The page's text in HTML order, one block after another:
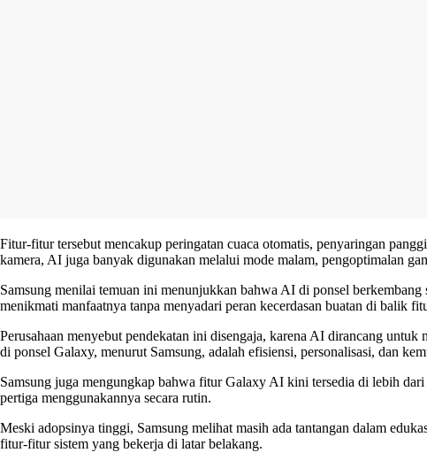
Fitur-fitur tersebut mencakup peringatan cuaca otomatis, penyaringan
kamera, AI juga banyak digunakan melalui mode malam, pengoptimalan
Samsung menilai temuan ini menunjukkan bahwa AI di ponsel
menikmati manfaatnya tanpa menyadari peran kecerdasan buatan di balik
Perusahaan menyebut pendekatan ini disengaja, karena AI dirancang
di ponsel Galaxy, menurut Samsung, adalah efisiensi, personalisasi, dan
Samsung juga mengungkap bahwa fitur Galaxy AI kini tersedia di lebih
pertiga menggunakannya secara rutin.
Meski adopsinya tinggi, Samsung melihat masih ada tantangan dalam
fitur-fitur sistem yang bekerja di latar belakang.